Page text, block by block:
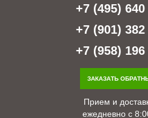
+7 (495)
+7 (901)
+7 (958)
ЗАКАЗАТЬ
Прием и
ежедневно с